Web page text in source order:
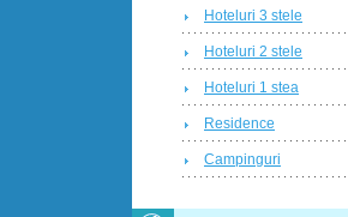
Hoteluri 3 stele
Hoteluri 2 stele
Hoteluri 1 stea
Residence
Campinguri